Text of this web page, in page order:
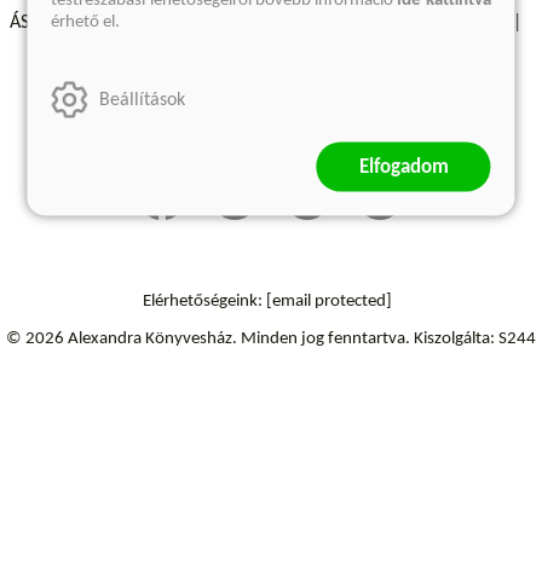
ÁSZF - Vásárlási feltételek
Szállítási információk
Elérhetőségeink: [email protected]
© 2026 Alexandra Könyvesház. Minden jog fenntartva. Kiszolgálta: S244
érhető el.
Beállítások
Elfogadom